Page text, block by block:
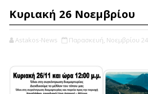
Κυριακή 26 Νοεμβρίου
Astakos-News Παρασκευή, Νοεμβρίου